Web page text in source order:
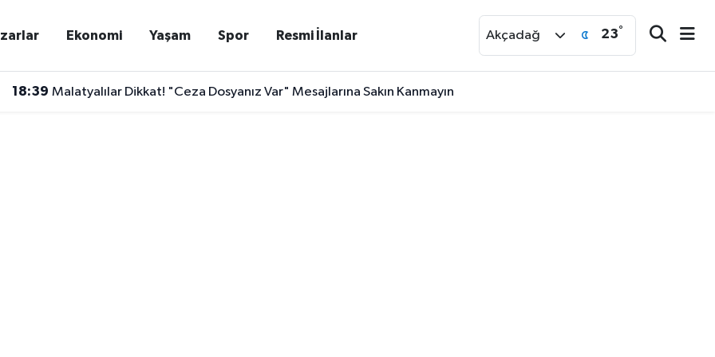
Ekonomi Yaşam Spor Resmi İlanlar Akçadağ 23°
18:39 Malatyalılar Dikkat! "Ceza Dosyanız Var" Mesajlarına Sakın Kanmayın